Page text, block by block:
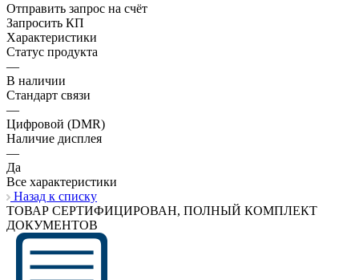
Отправить запрос на счёт
Запросить КП
Характеристики
Статус продукта
—
В наличии
Стандарт связи
—
Цифровой (DMR)
Наличие дисплея
—
Да
Все характеристики
Назад к списку
ТОВАР СЕРТИФИЦИРОВАН, ПОЛНЫЙ КОМПЛЕКТ
ДОКУМЕНТОВ